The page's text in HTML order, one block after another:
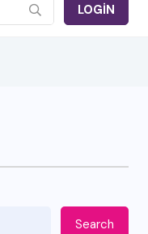
LOGIN
Search